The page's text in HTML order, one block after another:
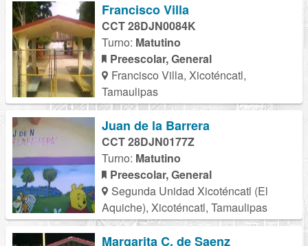
Francisco Villa
CCT 28DJN0084K
Turno: Matutino
Preescolar, General
Francisco Villa, Xicoténcatl,
Tamaulipas
Juan de la Barrera
CCT 28DJN0177Z
Turno: Matutino
Preescolar, General
Segunda Unidad Xicoténcatl (El
Aquiche), Xicoténcatl, Tamaulipas
Margarita C. de Saenz